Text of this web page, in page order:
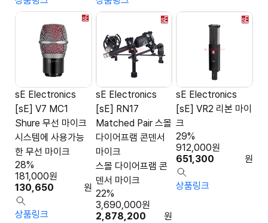
sE Electronics
[sE] V7 MC1
Shure 무선 마이크
시스템에 사용가능
한 무선 마이크
130,650 원
181,000원
28%
상품링크
sE Electronics
[sE] RN17
Matched Pair 스몰
다이어프램 콘덴서
마이크
스몰 다이어프램 콘
덴서 마이크
2,878,200 원
3,690,000원
22%
sE Electronics
[sE] VR2 리본 마이
크
651,300 원
912,000원
29%
상품링크